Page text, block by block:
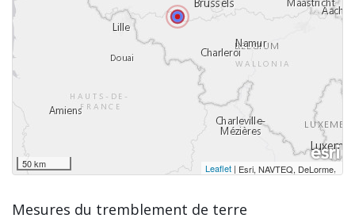
50 km Leaflet | Esri, NAVTEQ, DeLorme,
Mesures du tremblement de terre